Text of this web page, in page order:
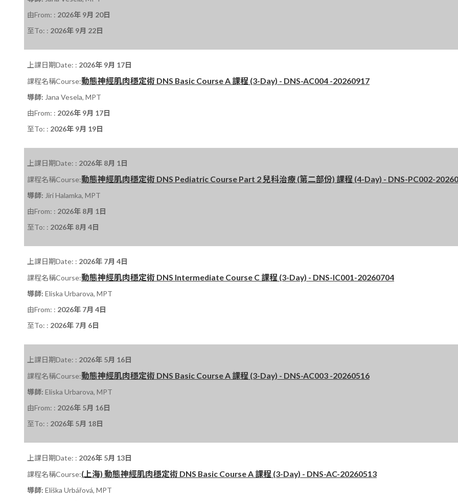
由From: : 2026年 9月 20日
至To: : 2026年 9月 22日
上課日期Date: : 2026年 9月 17日
課程名稱Course:動態神經肌肉穩定術 DNS Basic Course A 課程 (3-Day) - DNS-AC004 -20260917
導師: Jana Vesela, MPT
由From: : 2026年 9月 17日
至To: : 2026年 9月 19日
上課日期Date: : 2026年 8月 1日
課程名稱Course:動態神經肌肉穩定術 DNS Pediatric Course Part 2 兒科治療 (第二部份) 課程 (4-Day) - DNS-PC002-
導師: Jiri Halamka, MPT
由From: : 2026年 8月 1日
至To: : 2026年 8月 4日
上課日期Date: : 2026年 7月 4日
課程名稱Course:動態神經肌肉穩定術 DNS Intermediate Course C 課程 (3-Day) - DNS-IC001-20260704
導師: Eliska Urbarova, MPT
由From: : 2026年 7月 4日
至To: : 2026年 7月 6日
上課日期Date: : 2026年 5月 16日
課程名稱Course:動態神經肌肉穩定術 DNS Basic Course A 課程 (3-Day) - DNS-AC003 -20260516
導師: Eliska Urbarova, MPT
由From: : 2026年 5月 16日
至To: : 2026年 5月 18日
上課日期Date: : 2026年 5月 13日
課程名稱Course:(上海) 動態神經肌肉穩定術 DNS Basic Course A 課程 (3-Day) - DNS-AC-20260513
導師: Eliška Urbářová, MPT